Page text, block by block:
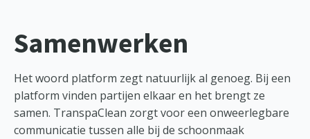
Samenwerken
Het woord platform zegt natuurlijk al genoeg. Bij een
platform vinden partijen elkaar en het brengt ze
samen. TranspaClean zorgt voor een onweerlegbare
communicatie tussen alle bij de schoonmaak